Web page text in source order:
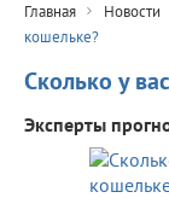
Главная Новости
кошельке?
Сколько у
Эксперты